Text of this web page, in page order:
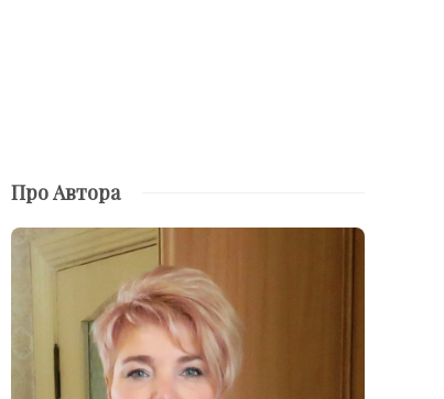
Про Автора